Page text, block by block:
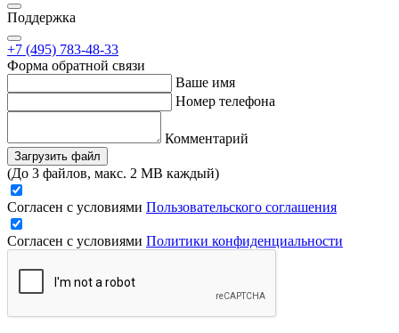
Поддержка
+7 (495) 783-48-33
Форма обратной связи
Ваше имя
Номер телефона
Комментарий
Загрузить файл
(До 3 файлов, макс. 2 MB каждый)
Согласен с условиями Пользовательского соглашения
Согласен с условиями Политики конфиденциальности